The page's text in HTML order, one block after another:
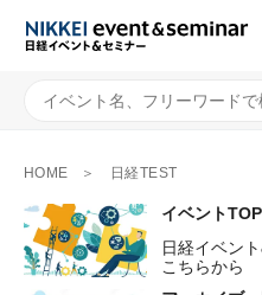
HOME 日経TEST
イベント
日経イベン
こちらから